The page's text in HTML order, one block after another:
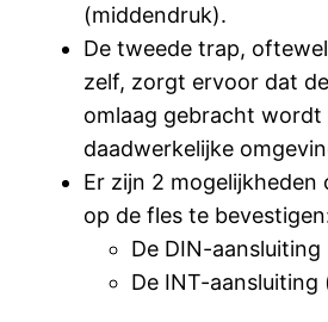
(middendruk).
De tweede trap,
zelf, zorgt ervoor dat
omlaag gebracht
daadwerkelijke
Er zijn 2 mogelijkheden
op de fles te
De DIN-aansluiting
De INT-